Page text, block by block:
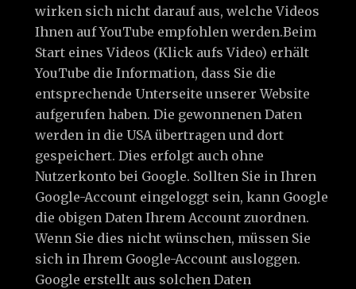
wirken sich nicht darauf aus, welche Videos
Ihnen auf YouTube empfohlen werden.Beim
Start eines Videos (Klick aufs Video) erhält
YouTube die Information, dass Sie die
entsprechende Unterseite unserer Website
aufgerufen haben. Die gewonnenen Daten
werden in die USA übertragen und dort
gespeichert. Dies erfolgt auch ohne
Nutzerkonto bei Google. Sollten Sie in Ihren
Google-Account eingeloggt sein, kann Google
die obigen Daten Ihrem Account zuordnen.
Wenn Sie dies nicht wünschen, müssen Sie
sich in Ihrem Google-Account ausloggen.
Google erstellt aus solchen Daten